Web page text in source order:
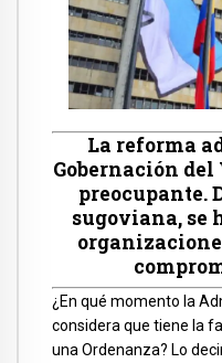
La reforma
Gobernación
preocupante.
sugoviana, se
¿En qué momento la
considera que tiene la
una Ordenanza? Lo